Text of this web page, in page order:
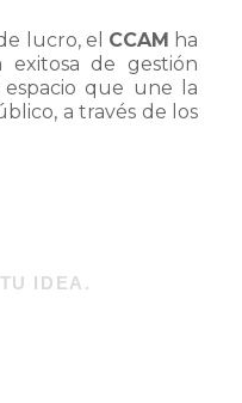
lucro, el CCAM ha
de gestión
que une la
a través de los
IDEA.